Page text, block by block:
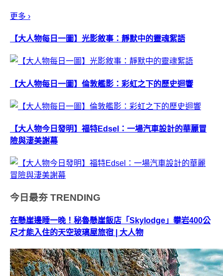
更多 ›
【大人物每日一圖】光影敘事：靜默中的靈魂絮語
【大人物每日一圖】倫敦艦影：彩虹之下的歷史迴響
【大人物今日發明】福特Edsel：一場汽車設計的華麗冒
險與淒美謝幕
今日最夯 TRENDING
在懸崖邊睡一晚！秘魯懸崖飯店「Skylodge」攀岩400公
尺才能入住的天空玻璃屋旅宿 | 大人物